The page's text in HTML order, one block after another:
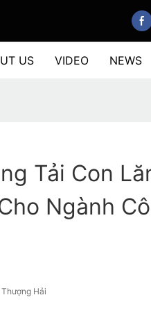
US VIDEO NEWS
Tải Con
Ngành
Hải